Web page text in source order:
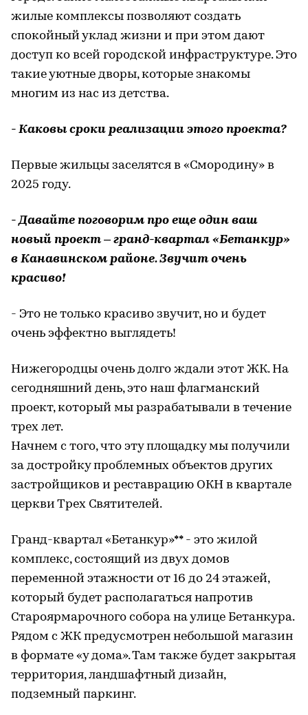
жилые комплексы позволяют создать
спокойный уклад жизни и при этом дают
доступ ко всей городской инфраструктуре. Это
такие уютные дворы, которые знакомы
многим из нас из детства.
- Каковы сроки реализации этого проекта?
Первые жильцы заселятся в «Смородину» в
2025 году.
- Давайте поговорим про еще один ваш
новый проект – гранд-квартал «Бетанкур»
в Канавинском районе. Звучит очень
красиво!
- Это не только красиво звучит, но и будет
очень эффектно выглядеть!
Нижегородцы очень долго ждали этот ЖК. На
сегодняшний день, это наш флагманский
проект, который мы разрабатывали в течение
трех лет.
Начнем с того, что эту площадку мы получили
за достройку проблемных объектов других
застройщиков и реставрацию ОКН в квартале
церкви Трех Святителей.
Гранд-квартал «Бетанкур»** - это жилой
комплекс, состоящий из двух домов
переменной этажности от 16 до 24 этажей,
который будет располагаться напротив
Староярмарочного собора на улице Бетанкура.
Рядом с ЖК предусмотрен небольшой магазин
в формате «у дома». Там также будет закрытая
территория, ландшафтный дизайн,
подземный паркинг.